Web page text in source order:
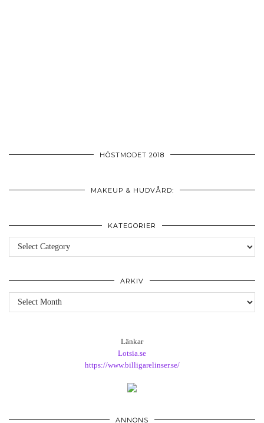
HÖSTMODET 2018
MAKEUP & HUDVÅRD:
KATEGORIER
Kategorier
ARKIV
Arkiv
Länkar
Lotsia.se
https://www.billigarelinser.se/
ANNONS